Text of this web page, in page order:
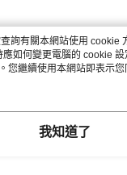
詢有關本網站使用 cookie
如何變更電腦的 cookie 設
您繼續使用本網站即表示
cookie。
我知道了